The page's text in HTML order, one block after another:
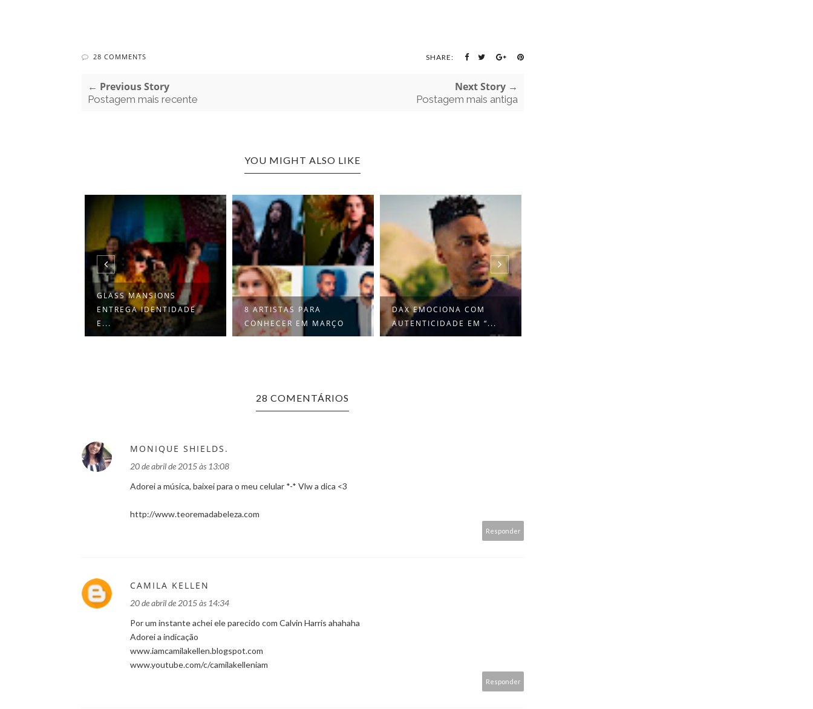
28 COMMENTS SHARE:
← Previous Story
Postagem mais recente
Next Story →
Postagem mais antiga
YOU MIGHT ALSO LIKE
GLASS MANSIONS
ENTREGA IDENTIDADE
E...
8 ARTISTAS PARA
CONHECER EM MARÇO
DAX EMOCIONA COM
AUTENTICIDADE EM “...
28 COMENTÁRIOS
MONIQUE SHIELDS.
20 de abril de 2015 às 13:08
Adorei a música, baixei para o meu celular *-* Vlw a dica <3
http://www.teoremadabeleza.com
Responder
CAMILA KELLEN
20 de abril de 2015 às 14:34
Por um instante achei ele parecido com Calvin Harris ahahaha
Adorei a indicação
www.iamcamilakellen.blogspot.com
www.youtube.com/c/camilakelleniam
Responder